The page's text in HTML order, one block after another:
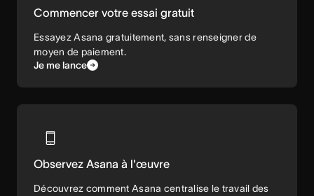
Commencer votre essai gratuit
Essayez Asana gratuitement, sans renseigner de
moyen de paiement.
Je me lance
Observez Asana à l'œuvre
Découvrez comment Asana centralise le travail des